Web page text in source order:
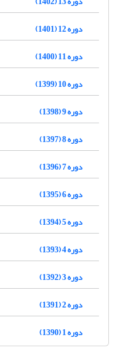
دوره 12 (1401)
دوره 11 (1400)
دوره 10 (1399)
دوره 9 (1398)
دوره 8 (1397)
دوره 7 (1396)
دوره 6 (1395)
دوره 5 (1394)
دوره 4 (1393)
دوره 3 (1392)
دوره 2 (1391)
دوره 1 (1390)